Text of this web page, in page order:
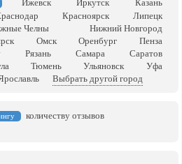
Ижевск Иркутск
Казань
Красноярск
Липецк
Челны
Нижний Новгород
Омск Оренбург
Пенза
Рязань Самара
Саратов
Тюмень Ульяновск
Уфа
Выбрать другой город
количеству отзывов